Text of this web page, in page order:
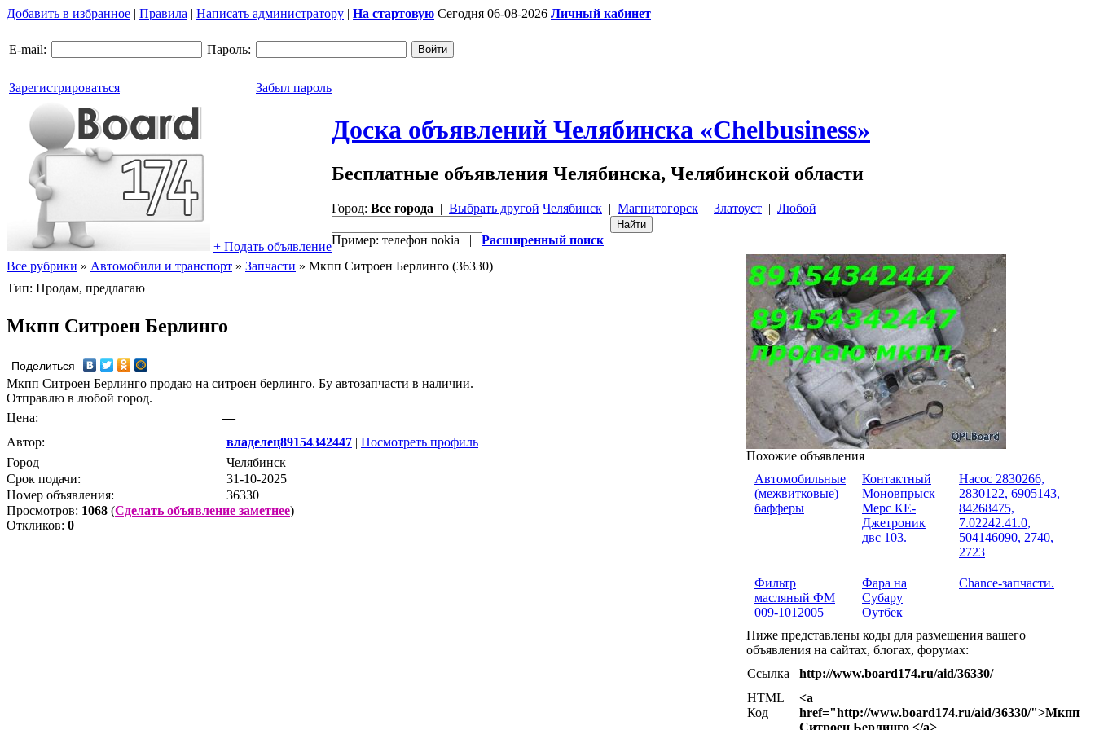
Добавить в избранное | Правила | Написать администратору | На стартовую Сегодня 06-08-2026 Личный кабинет
E-mail: Пароль:
Зарегистрироваться Забыл пароль
+ Подать объявление
Доска объявлений Челябинска «Chelbusiness»
Бесплатные объявления Челябинска, Челябинской области
Город: Все города | Выбрать другой Челябинск | Магнитогорск | Златоуст | Любой
Пример: телефон nokia | Расширенный поиск
Все рубрики » Автомобили и транспорт » Запчасти » Мкпп Ситроен Берлинго (36330)
Тип: Продам, предлагаю
Мкпп Ситроен Берлинго
Поделиться
Мкпп Ситроен Берлинго продаю на ситроен берлинго. Бу автозапчасти в наличии.
Отправлю в любой город.
Цена:
—
Автор:
владелец89154342447 | Посмотреть профиль
Город
Челябинск
Срок подачи:
31-10-2025
Номер объявления:
36330
Просмотров: 1068 (Сделать объявление заметнее)
Откликов: 0
Похожие объявления
Автомобильные
(межвитковые)
бафферы
Контактный
Моновпрыск
Мерс КЕ-
Джетроник
двс 103.
Насос 2830266,
2830122, 6905143,
84268475,
7.02242.41.0,
504146090, 2740,
2723
Фильтр
масляный ФМ
009-1012005
Фара на
Субару
Оутбек
Chance-запчасти.
Ниже представлены коды для размещения вашего
объявления на сайтах, блогах, форумах:
Ссылка
http://www.board174.ru/aid/36330/
HTML
Код
<a
href="http://www.board174.ru/aid/36330/">Мкпп
Ситроен Берлинго </a>